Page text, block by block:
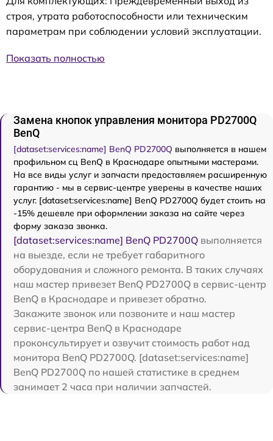
строя, утрата работоспособности или техническим
параметрам при соблюдении условий эксплуатации.
Показать полностью
Замена кнопок управления монитора PD2700Q
BenQ
[dataset:services:name] BenQ PD2700Q выполняется в нашем
профильном сц BenQ в Краснодаре опытными мастерами.
На все виды услуг и запчасти предоставляем расширенную
гарантию - мы в сервис-центре уверены в качестве наших
услуг. [dataset:services:name] BenQ PD2700Q будет стоить на
-15% дешевле при оформлении заказа на сайте через
форму заказа звонка.
[dataset:services:name] BenQ PD2700Q выполняется
на выезде, если не требует габаритного
оборудования и сложного ремонта. В таких случаях
наш мастер привезет BenQ PD2700Q в сервис-центр
BenQ в Краснодаре и привезет обратно.
Закажите звонок или позвоните и наш мастер
сервис-центра BenQ в Краснодаре
проконсультирует и озвучит стоимость работ над
монитора BenQ PD2700Q. [dataset:services:name]
BenQ PD2700Q по нашей статистике в среднем
занимает 2 часа при наличии запчастей.